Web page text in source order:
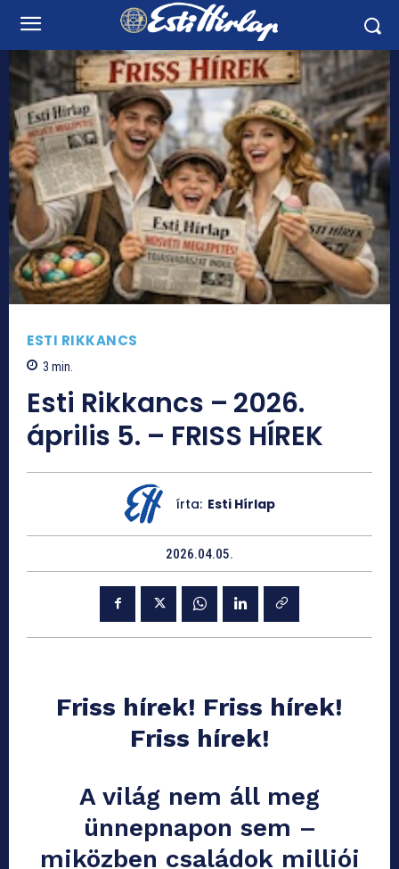
ESTI RIKKANCS
3 min.
Esti Rikkancs – 2026.
április 5. – FRISS HÍREK
írta: Esti Hírlap
2026.04.05.
Friss hírek! Friss hírek!
Friss hírek!
A világ nem áll meg
ünnepnapon sem –
miközben családok milliói